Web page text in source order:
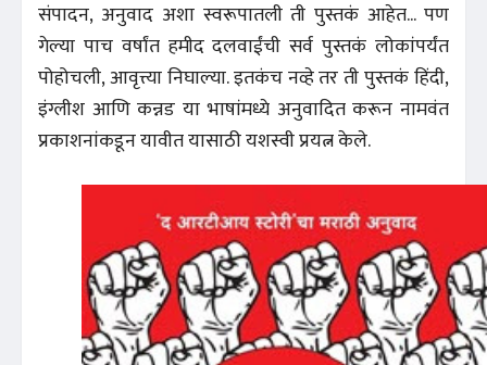
संपादन, अनुवाद अशा स्वरूपातली ती पुस्तकं आहेत... पण
गेल्या पाच वर्षांत हमीद दलवाईंची सर्व पुस्तकं लोकांपर्यंत
पोहोचली, आवृत्त्या निघाल्या. इतकंच नव्हे तर ती पुस्तकं हिंदी,
इंग्लीश आणि कन्नड या भाषांमध्ये अनुवादित करून नामवंत
प्रकाशनांकडून यावीत यासाठी यशस्वी प्रयत्न केले.